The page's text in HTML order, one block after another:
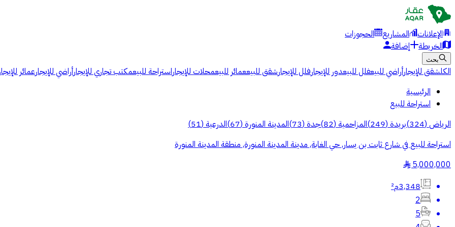
الإعلانات المشاريع
الحجوزات
الخريطة
إضافة
بحث
الكلشقق للإيجارأراضي للبيعفلل للبيعدور للإيجارفلل للإيجارشقق للبيععمائر للبيعمحلات للإيجاراستراحة للبيعمكتب تجاري للإيجارأراضي للإيجارعمائر للإيجار
الرئيسية
استراحة للبيع
الرياض(
324
)بريدة(
249
)المزاحمية(
82
)جدة(
73
)المدينة المنورة(
67
)الدرعية(
51
)
استراحة للبيع في شارع ثابت بن يسار, حي الغابة, مدينة المدينة المنورة, منطقة المدينة المنورة
5,000,000
§
3,348م²
2
5